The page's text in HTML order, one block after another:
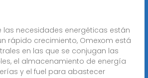
las necesidades energéticas están
rápido crecimiento, Omexom está
en las que se conjugan las
el almacenamiento de energía
y el fuel para abastecer